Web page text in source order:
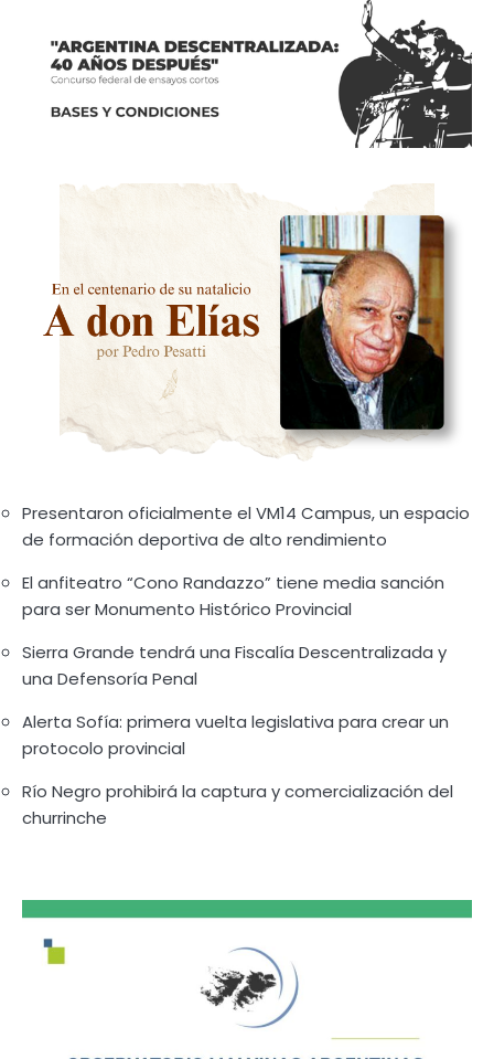
Presentaron oficialmente el VM14 Campus, un espacio
de formación deportiva de alto rendimiento
El anfiteatro “Cono Randazzo” tiene media sanción
para ser Monumento Histórico Provincial
Sierra Grande tendrá una Fiscalía Descentralizada y
una Defensoría Penal
Alerta Sofía: primera vuelta legislativa para crear un
protocolo provincial
Río Negro prohibirá la captura y comercialización del
churrinche